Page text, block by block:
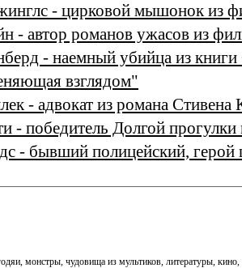
- цирковой мышонок из
- автор романов ужасов из
- наемный убийца из книги
взглядом"
- адвокат из романа
- победитель Долгой
- бывший полицейский,
монстры, чудовища из мультиков, литературы,